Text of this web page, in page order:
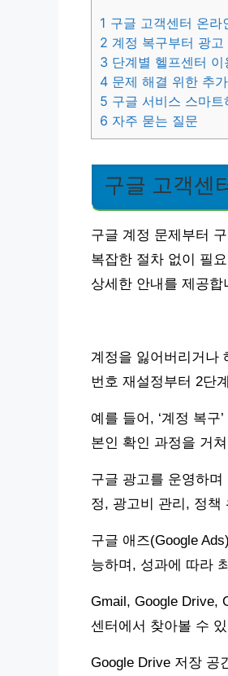
1 구글 고객센터 온라
2 계정 복구부터 광
3 단계별 헬프센터
4 문제 해결 위한 추
5 구글 서비스 스마
6 자주 묻는 질문
구글 고객센
구글 계정 문제부터
복잡한 절차 없이 필
상세한 안내를 제공합
계정을 잃어버리거나
번호 재설정부터 2단
예를 들어, ‘계정 복
본인 확인 과정을 거
구글 광고를 운영하
정, 광고비 관리, 정책
구글 애즈(Google
능하며, 성과에 따라
Gmail, Google Drive,
센터에서 찾아볼 수
Google Drive 저장 공